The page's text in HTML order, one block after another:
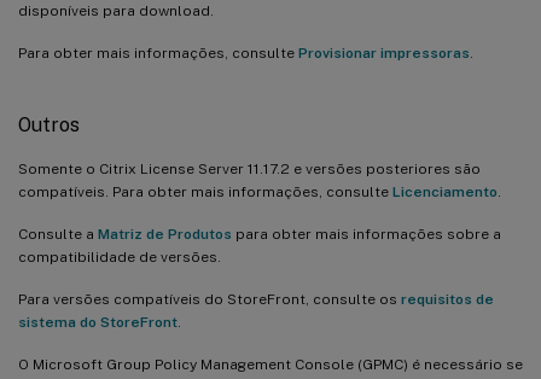
disponíveis para download.
Para obter mais informações, consulte Provisionar impressoras
Outros
Somente o Citrix License Server 11.17.2 e versões posteriores são
compatíveis. Para obter mais informações, consulte Licenciamento
Consulte a Matriz de Produtos para obter mais informações sobre a
compatibilidade de versões.
Para versões compatíveis do StoreFront, consulte os requisitos de
sistema do StoreFront
O Microsoft Group Policy Management Console (GPMC) é necessário se